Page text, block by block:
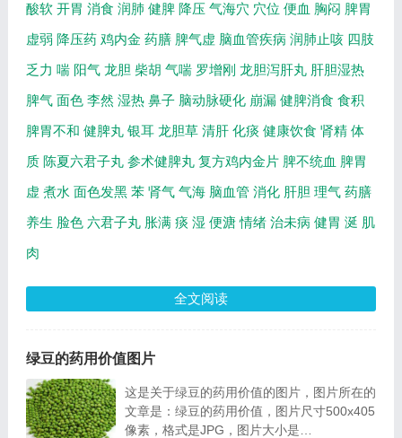
酸软 开胃 消食 润肺 健脾 降压 气海穴 穴位 便血 胸闷 脾胃
虚弱 降压药 鸡内金 药膳 脾气虚 脑血管疾病 润肺止咳 四肢
乏力 喘 阳气 龙胆 柴胡 气喘 罗增刚 龙胆泻肝丸 肝胆湿热
脾气 面色 李然 湿热 鼻子 脑动脉硬化 崩漏 健脾消食 食积
脾胃不和 健脾丸 银耳 龙胆草 清肝 化痰 健康饮食 肾精 体
质 陈夏六君子丸 参术健脾丸 复方鸡内金片 脾不统血 脾胃
虚 煮水 面色发黑 苯 肾气 气海 脑血管 消化 肝胆 理气 药膳
养生 脸色 六君子丸 胀满 痰 湿 便溏 情绪 治未病 健胃 涎 肌
肉
全文阅读
绿豆的药用价值图片
这是关于绿豆的药用价值的图片，图片所在的
文章是：绿豆的药用价值，图片尺寸500x405
像素，格式是JPG，图片大小是